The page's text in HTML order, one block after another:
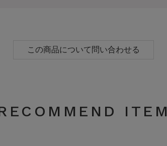
この商品について問い合わせる
ITEM